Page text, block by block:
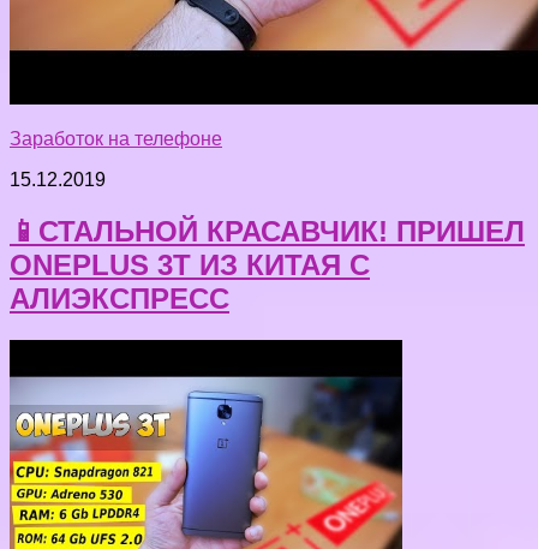
Заработок на телефоне
15.12.2019
📱СТАЛЬНОЙ КРАСАВЧИК! ПРИШЕЛ
ONEPLUS 3T ИЗ КИТАЯ С
АЛИЭКСПРЕСС